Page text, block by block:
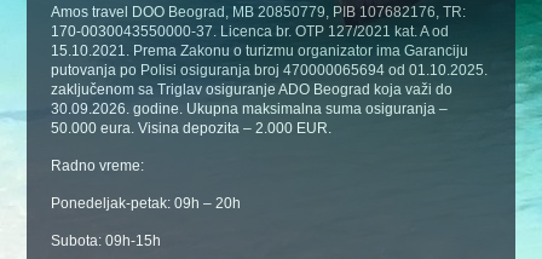
Amos travel DOO Beograd, MB 20850779, PIB 107682176, TR:
170-0030043550000-37. Licenca br. OTP 127/2021 kat. A od
15.10.2021. Prema Zakonu o turizmu organizator ima Garanciju
putovanja po Polisi osiguranja broj 470000065694 od 01.10.2025.
zaključenom sa Triglav osiguranje ADO Beograd koja važi do
30.09.2026. godine. Ukupna maksimalna suma osiguranja –
50.000 eura. Visina depozita – 2.000 EUR.
Radno vreme:
Ponedeljak-petak: 09h – 20h
Subota: 09h-15h